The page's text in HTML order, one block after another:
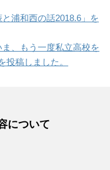
浦和西の話2018.6」を
、もう一度私立高校を
投稿しました。
について